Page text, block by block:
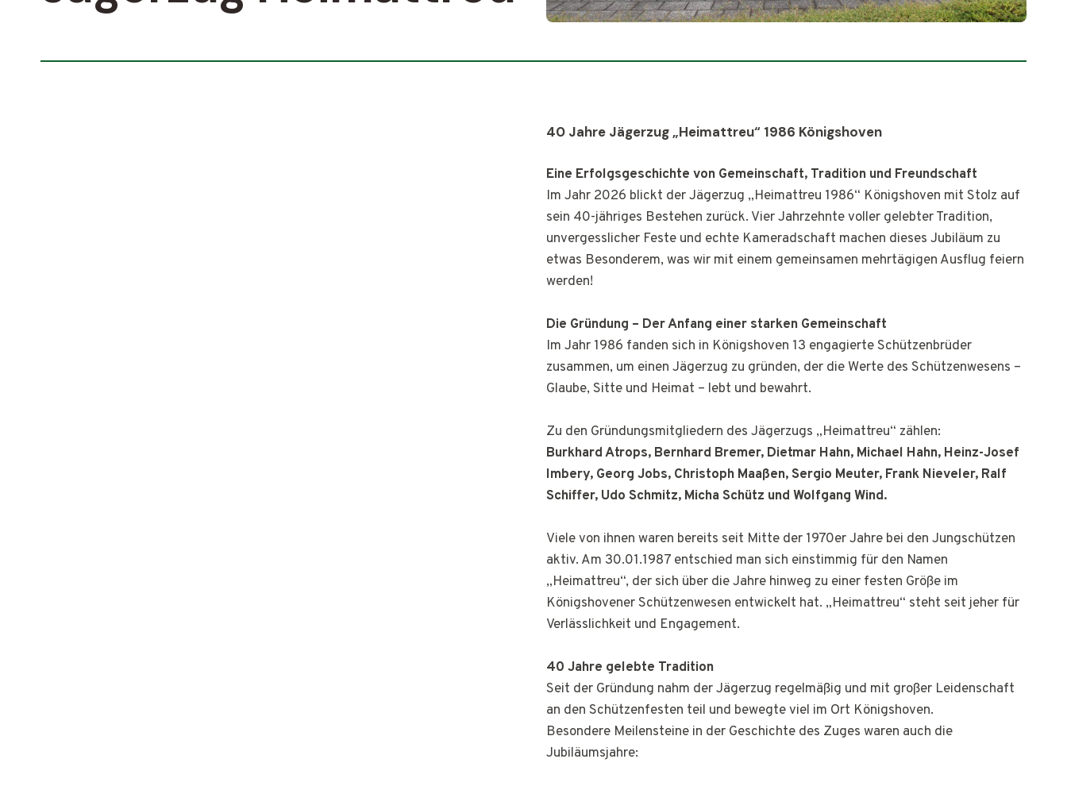
40 Jahre Jägerzug „Heimattreu“ 1986 Königshoven
Eine Erfolgsgeschichte von Gemeinschaft, Tradition und Freundschaft
Im Jahr 2026 blickt der Jägerzug „Heimattreu 1986“ Königshoven mit Stolz auf
sein 40-jähriges Bestehen zurück. Vier Jahrzehnte voller gelebter Tradition,
unvergesslicher Feste und echte Kameradschaft machen dieses Jubiläum zu
etwas Besonderem, was wir mit einem gemeinsamen mehrtägigen Ausflug feiern
werden!
Die Gründung – Der Anfang einer starken Gemeinschaft
Im Jahr 1986 fanden sich in Königshoven 13 engagierte Schützenbrüder
zusammen, um einen Jägerzug zu gründen, der die Werte des Schützenwesens –
Glaube, Sitte und Heimat – lebt und bewahrt.
Zu den Gründungsmitgliedern des Jägerzugs „Heimattreu“ zählen:
Burkhard Atrops, Bernhard Bremer, Dietmar Hahn, Michael Hahn, Heinz-Josef
Imbery, Georg Jobs, Christoph Maaßen, Sergio Meuter, Frank Nieveler, Ralf
Schiffer, Udo Schmitz, MichaSchütz und Wolfgang Wind.
Viele von ihnen waren bereits seit Mitte der 1970er Jahre bei den Jungschützen
aktiv. Am 30.01.1987 entschied man sich einstimmig für den Namen
„Heimattreu“, der sich über die Jahre hinweg zu einer festen Größe im
Königshovener Schützenwesen entwickelt hat. „Heimattreu“ steht seit jeher für
Verlässlichkeit und Engagement.
40 Jahre gelebte Tradition
Seit der Gründung nahm der Jägerzug regelmäßig und mit großer Leidenschaft
an den Schützenfesten teil und bewegte viel im Ort Königshoven.
Besondere Meilensteine in der Geschichte des Zuges waren auch die
Jubiläumsjahre: